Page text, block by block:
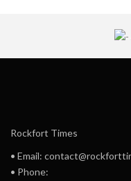
Rockfort Times
• Email:
• Phone: